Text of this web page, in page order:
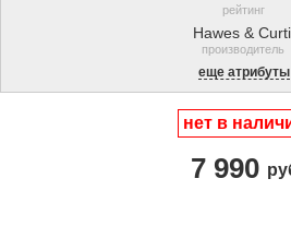
рейтинг
Hawes &
производитель
еще атрибуты
нет в
7 990